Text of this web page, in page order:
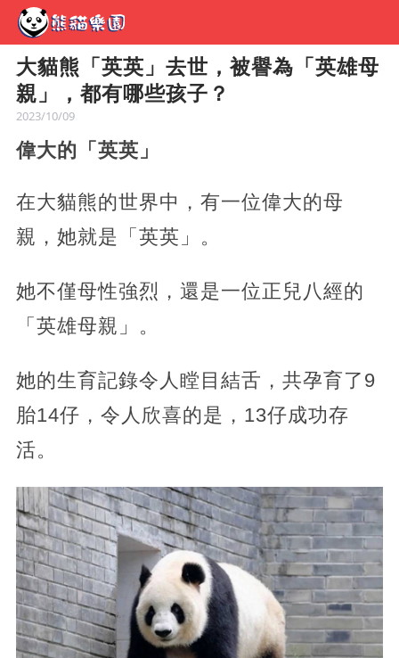
大貓熊「英英」去世，被譽為「英雄母
親」，都有哪些孩子？
2023/10/09
偉大的「英英」
在大貓熊的世界中，有一位偉大的母
親，她就是「英英」。
她不僅母性強烈，還是一位正兒八經的
「英雄母親」。
她的生育記錄令人瞠目結舌，共孕育了9
胎14仔，令人欣喜的是，13仔成功存
活。